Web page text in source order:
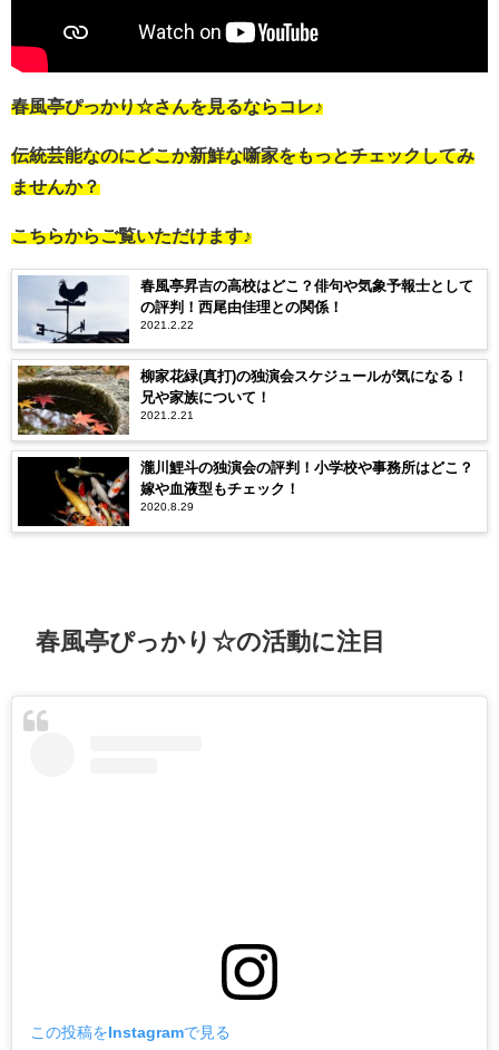
春風亭ぴっかり☆さんを見るならコレ♪
伝統芸能なのにどこか新鮮な噺家をもっとチェックしてみ
ませんか？
こちらからご覧いただけます♪
春風亭昇吉の高校はどこ？俳句や気象予報士として
の評判！西尾由佳理との関係！
2021.2.22
柳家花緑(真打)の独演会スケジュールが気になる！
兄や家族について！
2021.2.21
瀧川鯉斗の独演会の評判！小学校や事務所はどこ？
嫁や血液型もチェック！
2020.8.29
春風亭ぴっかり☆の活動に注目
この投稿をInstagramで見る